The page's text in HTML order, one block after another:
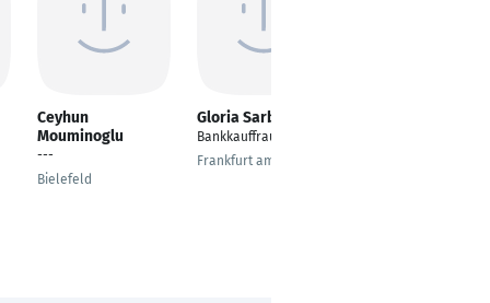
Ceyhun
Mouminoglu
---
Bielefeld
Gloria Sarbok
Bankkauffrau
Frankfurt am Main